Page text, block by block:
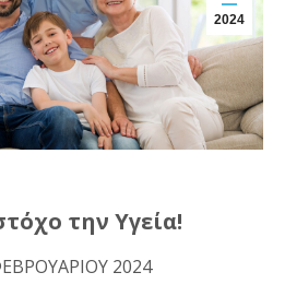
2024
την Υγεία!
2024